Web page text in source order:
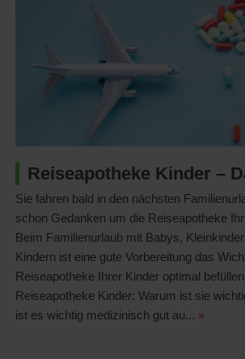
Reiseapotheke Kinder –
Sie fahren bald in den nächsten
schon Gedanken um die Reiseapotheke
Beim Familienurlaub mit Babys,
Kindern ist eine gute Vorbereitung das
Reiseapotheke Ihrer Kinder optimal
Reiseapotheke Kinder: Warum ist sie
ist es wichtig medizinisch gut au... »